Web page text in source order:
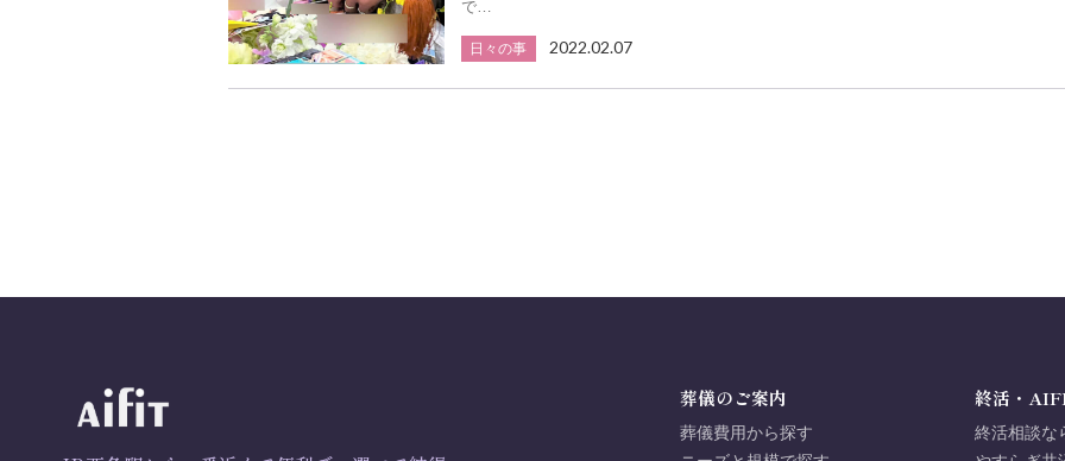
で…
日々の事 2022.02.07
葬儀のご案内
葬儀費用から探す
終活・
終活相談な